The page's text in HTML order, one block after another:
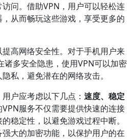
问。借助VPN，用户可以轻松连
从而畅玩这些游戏，享受更多的
高网络安全性。对于手机用户来
诸多安全隐患，使用VPN可以加密
私，避免潜在的网络攻击。
户应考虑以下几点： 速度、稳定
VPN服务不仅需要提供快速的连接
稳定性，以避免游戏过程中断。
大的加密功能，以保护用户的在